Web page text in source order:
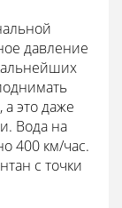
давление
это даже
Вода на
400 км/час.
с точки